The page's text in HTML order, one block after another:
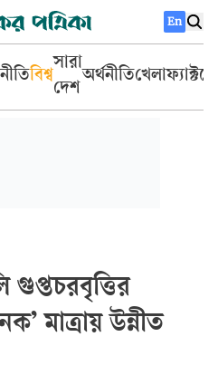
En
বিশ্ব
সারা
দেশ
অর্থনীতিখেলা
গুপ্তচরবৃত্তির
মাত্রায় উন্নীত